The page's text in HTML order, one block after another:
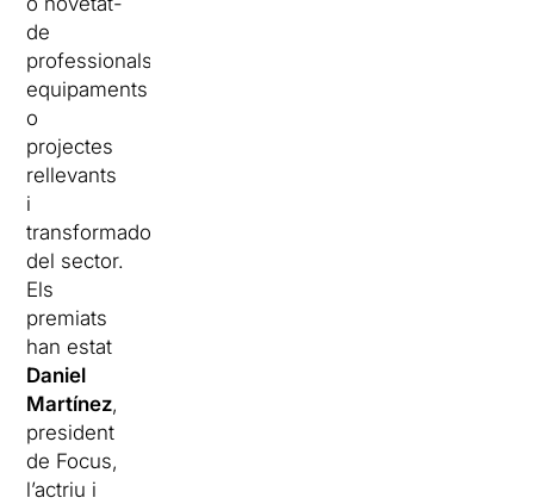
de
professionals,
equipaments
o
projectes
rellevants
i
transformadors
del sector.
Els
premiats
han estat
Daniel
Martínez,
president
de Focus,
l’actriu i